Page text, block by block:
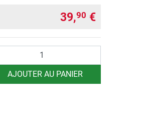
39,90 €
AJOUTER AU PANIER